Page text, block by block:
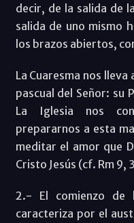
decir, de la salida de
salida de uno mismo
los brazos abiertos,
La Cuaresma nos
pascual del Señor: su
La Iglesia nos
prepararnos a esta
meditar el amor que
Cristo Jesús (cf. Rm 9,
2.- El comienzo de
caracteriza por el